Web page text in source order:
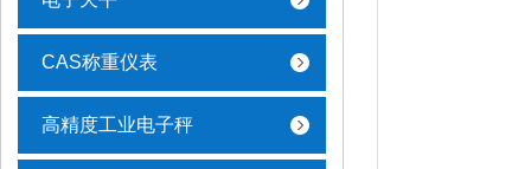
CAS称重仪表
高精度工业电子秤